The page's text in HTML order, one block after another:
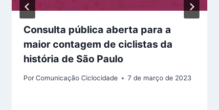
Consulta pública aberta para a
maior contagem de ciclistas da
história de São Paulo
PorComunicação Ciclocidade 7 de março de 2023